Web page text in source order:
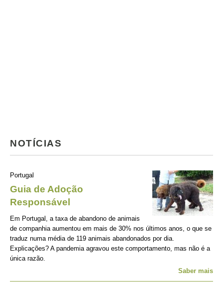
NOTÍCIAS
Portugal
Guia de Adoção
Responsável
Em Portugal, a taxa de abandono de animais
de companhia aumentou em mais de 30% nos últimos anos, o que se
traduz numa média de 119 animais abandonados por dia.
Explicações? A pandemia agravou este comportamento, mas não é a
única razão.
Saber mais